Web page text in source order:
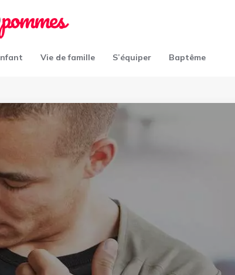
Vie de famille S’équiper Baptême